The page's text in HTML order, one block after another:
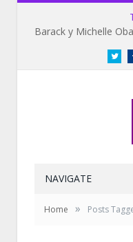
NAVIGATE
Home » Posts